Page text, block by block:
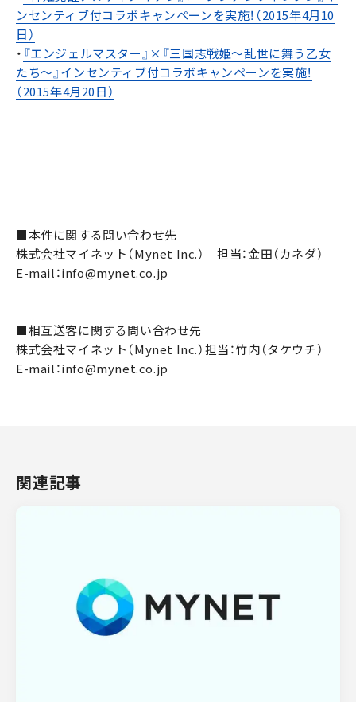
ンセンティブ付コラボキャンペーンを実施！（2015年4月10
日）
・ 『エンジェルマスター』×『三国志戦姫～乱世に舞う乙女
たち～』インセンティブ付コラボキャンペーンを実施！
（2015年4月20日）
■本件に関する問い合わせ先
株式会社マイネット（Mynet Inc.） 担当：金田（カネダ）
E-mail：info@mynet.co.jp
■相互送客に関する問い合わせ先
株式会社マイネット（Mynet Inc.）担当：竹内（タケウチ）
E-mail：info@mynet.co.jp
関連記事